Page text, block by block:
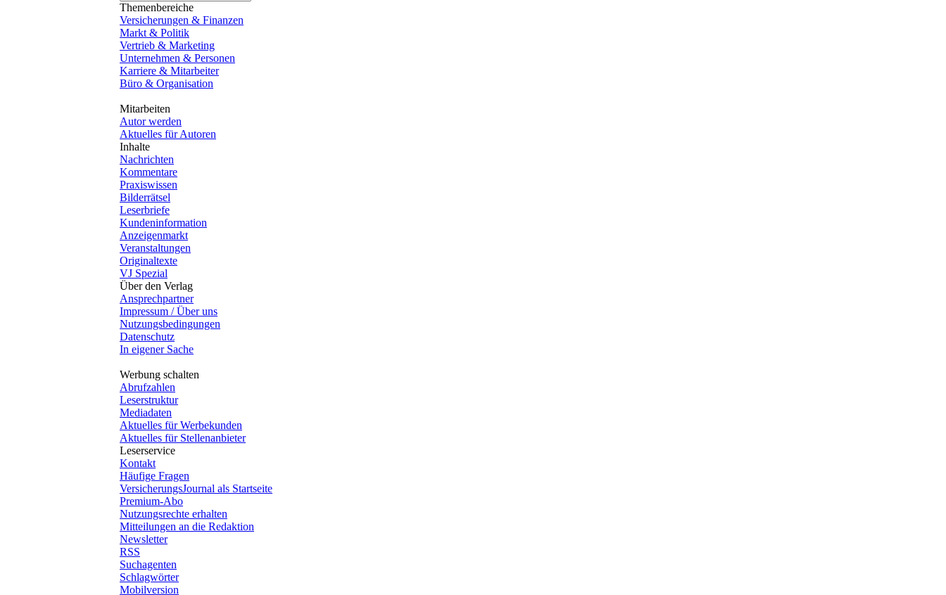
Themenbereiche
Versicherungen & Finanzen
Markt & Politik
Vertrieb & Marketing
Unternehmen & Personen
Karriere & Mitarbeiter
Büro & Organisation
Mitarbeiten
Autor werden
Aktuelles für Autoren
Inhalte
Nachrichten
Kommentare
Praxiswissen
Bilderrätsel
Leserbriefe
Kundeninformation
Anzeigenmarkt
Veranstaltungen
Originaltexte
VJ Spezial
Über den Verlag
Ansprechpartner
Impressum / Über uns
Nutzungsbedingungen
Datenschutz
In eigener Sache
Werbung schalten
Abrufzahlen
Leserstruktur
Mediadaten
Aktuelles für Werbekunden
Aktuelles für Stellenanbieter
Leserservice
Kontakt
Häufige Fragen
VersicherungsJournal als Startseite
Premium-Abo
Nutzungsrechte erhalten
Mitteilungen an die Redaktion
Newsletter
RSS
Suchagenten
Schlagwörter
Mobilversion